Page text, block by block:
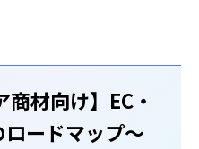
商材向け】EC・
ードマップ～